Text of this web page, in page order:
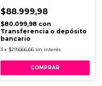
$88.999,98
$80.099,98 con
Transferencia o depósito
bancario
3 x $29.666,66 sin interés